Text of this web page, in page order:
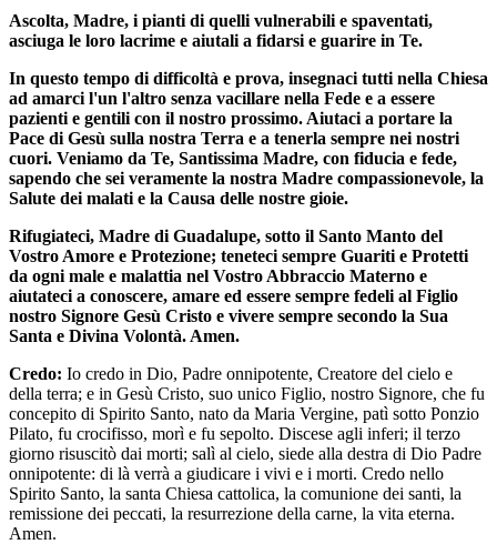
Ascolta, Madre, i pianti di quelli vulnerabili e spaventati,
asciuga le loro lacrime e aiutali a fidarsi e guarire in Te.
In questo tempo di difficoltà e prova, insegnaci tutti nella Chiesa
ad amarci l'un l'altro senza vacillare nella Fede e a essere
pazienti e gentili con il nostro prossimo. Aiutaci a portare la
Pace di Gesù sulla nostra Terra e a tenerla sempre nei nostri
cuori. Veniamo da Te, Santissima Madre, con fiducia e fede,
sapendo che sei veramente la nostra Madre compassionevole, la
Salute dei malati e la Causa delle nostre gioie.
Rifugiateci, Madre di Guadalupe, sotto il Santo Manto del
Vostro Amore e Protezione; teneteci sempre Guariti e Protetti
da ogni male e malattia nel Vostro Abbraccio Materno e
aiutateci a conoscere, amare ed essere sempre fedeli al Figlio
nostro Signore Gesù Cristo e vivere sempre secondo la Sua
Santa e Divina Volontà. Amen.
Credo: Io credo in Dio, Padre onnipotente, Creatore del cielo e
della terra; e in Gesù Cristo, suo unico Figlio, nostro Signore, che fu
concepito di Spirito Santo, nato da Maria Vergine, patì sotto Ponzio
Pilato, fu crocifisso, morì e fu sepolto. Discese agli inferi; il terzo
giorno risuscitò dai morti; salì al cielo, siede alla destra di Dio Padre
onnipotente: di là verrà a giudicare i vivi e i morti. Credo nello
Spirito Santo, la santa Chiesa cattolica, la comunione dei santi, la
remissione dei peccati, la resurrezione della carne, la vita eterna.
Amen.